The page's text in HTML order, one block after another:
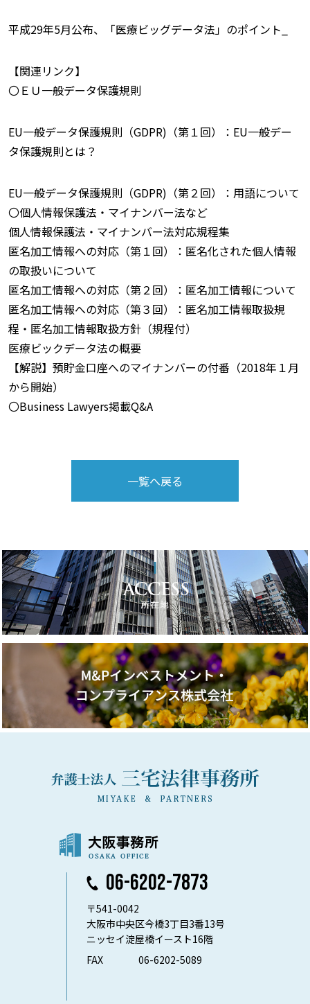
平成29年5月公布、「医療ビッグデータ法」のポイント_
【関連リンク】
〇ＥＵ一般データ保護規則
EU一般データ保護規則（GDPR)（第１回）：EU一般デー
タ保護規則とは？
EU一般データ保護規則（GDPR)（第２回）：用語について
〇個人情報保護法・マイナンバー法など
個人情報保護法・マイナンバー法対応規程集
匿名加工情報への対応（第１回）：匿名化された個人情報
の取扱いについて
匿名加工情報への対応（第２回）：匿名加工情報について
匿名加工情報への対応（第３回）：匿名加工情報取扱規
程・匿名加工情報取扱方針（規程付）
医療ビックデータ法の概要
【解説】預貯金口座へのマイナンバーの付番（2018年１月
から開始）
〇Business Lawyers掲載Q&A
一覧へ戻る
06-6202-7873
〒541-0042
大阪市中央区今橋3丁目3番13号
ニッセイ淀屋橋イースト16階
FAX
06-6202-5089